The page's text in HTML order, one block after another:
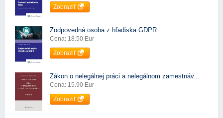
Zobraziť
Zodpovedná osoba z hľadiska GDPR
Cena: 18.50 Eur
Zobraziť
Zákon o nelegálnej práci a nelegálnom zamestnáv...
Cena: 15.90 Eur
Zobraziť